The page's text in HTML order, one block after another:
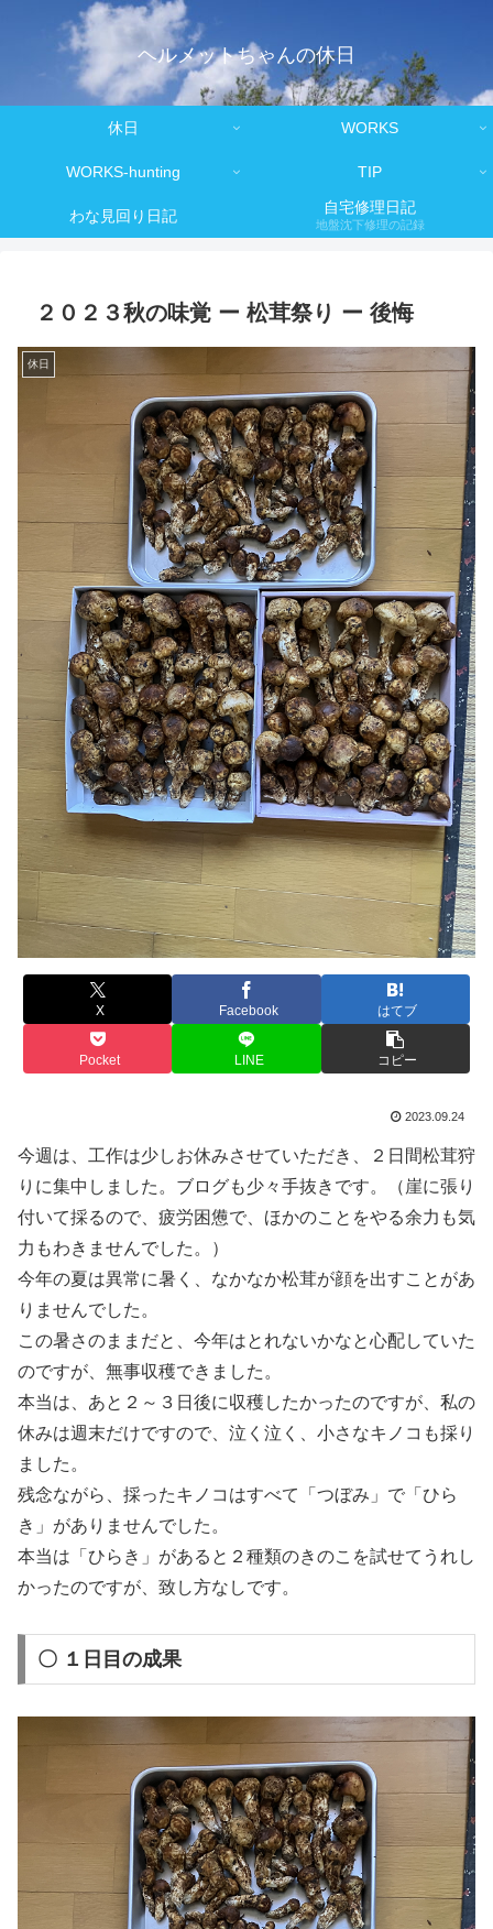
ヘルメットちゃんの休日
休日 WORKS
WORKS-hunting TIP
わな見回り日記 自宅修理日記
地盤沈下修理の記録
２０２３秋の味覚 ー 松茸祭り ー 後悔
休日
X Facebook はてブ
Pocket LINE コピー
2023.09.24
今週は、工作は少しお休みさせていただき、２日間松茸狩
りに集中しました。ブログも少々手抜きです。（崖に張り
付いて採るので、疲労困憊で、ほかのことをやる余力も気
力もわきませんでした。）
今年の夏は異常に暑く、なかなか松茸が顔を出すことがあ
りませんでした。
この暑さのままだと、今年はとれないかなと心配していた
のですが、無事収穫できました。
本当は、あと２～３日後に収穫したかったのですが、私の
休みは週末だけですので、泣く泣く、小さなキノコも採り
ました。
残念ながら、採ったキノコはすべて「つぼみ」で「ひら
き」がありませんでした。
本当は「ひらき」があると２種類のきのこを試せてうれし
かったのですが、致し方なしです。
〇 １日目の成果